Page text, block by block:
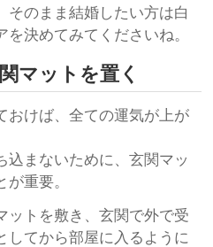
そのまま結婚したい方は白
決めてみてくださいね。
マットを置く
おけば、全ての運気が上が
込まないために、玄関マッ
が重要。
ットを敷き、玄関で外で受
してから部屋に入るように